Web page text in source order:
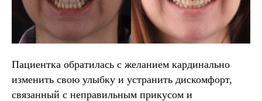
Пациентка обратилась с желанием кардинально
изменить свою улыбку и устранить дискомфорт,
связанный с неправильным прикусом и